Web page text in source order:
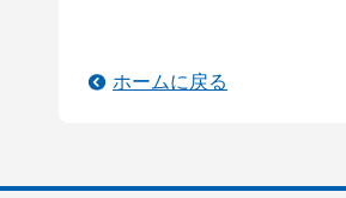
ホームに戻る